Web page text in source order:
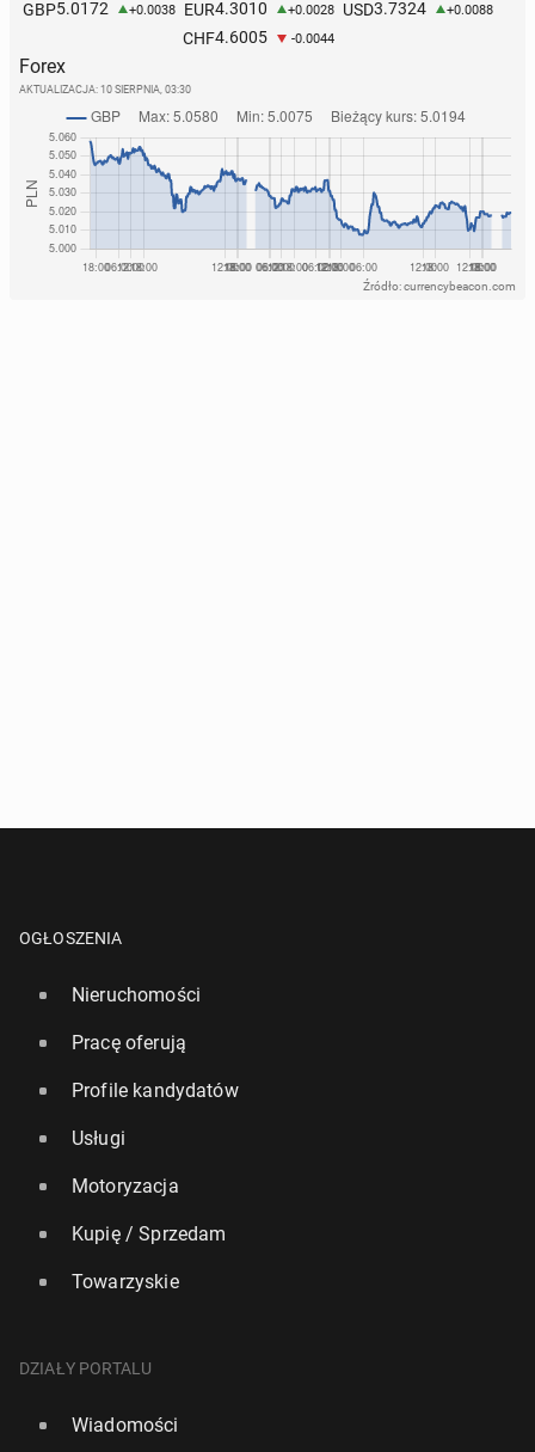
Rząd za­po­wia­da ochronę mniej­szo­ści ży­dow­skiej
30 kwietnia, 14:00
16 lutego, 12:45
GBP5.0172 +0.0038 EUR4.3010 +0.0028 USD3.7324 +0.0088
CHF4.6005 -0.0044
Forex
AKTUALIZACJA: 10 SIERPNIA, 03:30
Źródło: currencybeacon.com
OGŁOSZENIA
Nieruchomości
Pracę oferują
Profile kandydatów
Usługi
Motoryzacja
Kupię / Sprzedam
Towarzyskie
DZIAŁY PORTALU
Wiadomości